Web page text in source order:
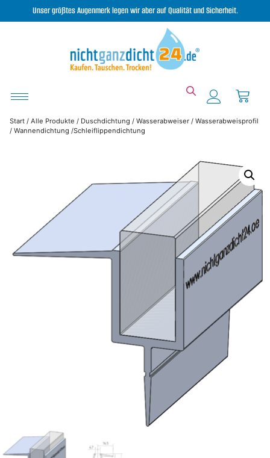
Unser größtes Augenmerk legen wir aber auf Qualität und Sicherheit.
Start / Alle Produkte / Duschdichtung / Wasserabweiser / Wasserabweisprofil
/ Wannendichtung /Schleiflippendichtung